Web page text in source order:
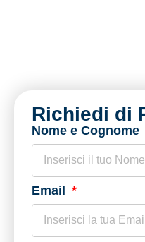
Richiedi di
Nome e Cognome
Email